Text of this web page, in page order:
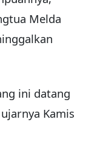
Melda
ini datang
Kamis